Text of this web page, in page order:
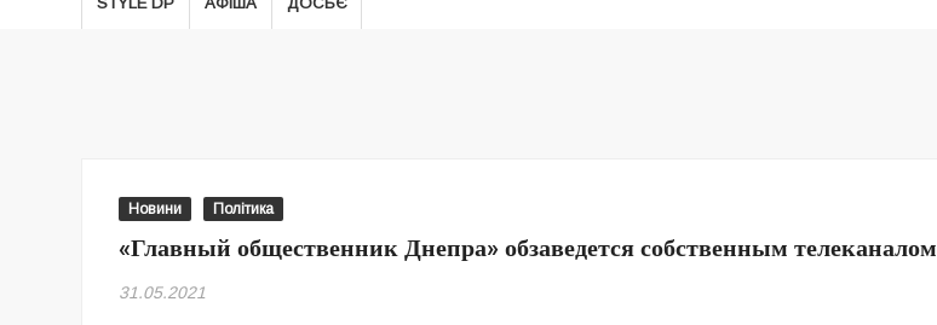
Новини Політика
«Главный общественник Днепра» обзаведется собственным телеканалом
31.05.2021